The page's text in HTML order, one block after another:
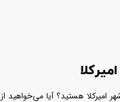
امیرکلا هستید؟ آیا